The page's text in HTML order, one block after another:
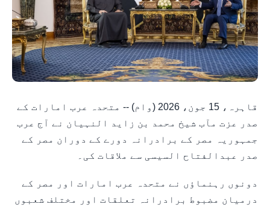
قاہرہ، 15 جون، 2026 (وام) -- متحدہ عرب امارات کے
صدر عزت مآب شیخ محمد بن زاید النہیان نے آج عرب
جمہوریہ مصر کے برادرانہ دورے کے دوران مصر کے
صدر عبدالفتاح السیسی سے ملاقات کی۔
دونوں رہنماؤں نے متحدہ عرب امارات اور مصر کے
درمیان مضبوط برادرانہ تعلقات اور مختلف شعبوں